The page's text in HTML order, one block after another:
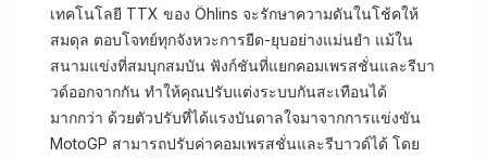
เทคโนโลยี TTX ของ Öhlins จะรักษาความดันในโช้คให้
สมดุล ตอบโจทย์ทุกจังหวะการยืด-ยุบอย่างแม่นยำ แม้ใน
สนามแข่งที่สมบุกสมบัน ฟังก์ชันที่แยกคอมเพรสชั่นและรีบา
วด์ออกจากกัน ทำให้คุณปรับแต่งระบบกันสะเทือนได้
มากกว่า ด้วยตัวปรับที่ได้แรงบันดาลใจมาจากการแข่งขัน
MotoGP สามารถปรับค่าคอมเพรสชั่นและรีบาวด์ได้ โดย